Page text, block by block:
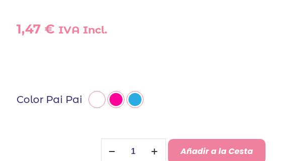
1,47€ IVA Incl.
Color Pai Pai
Añadir a la Cesta